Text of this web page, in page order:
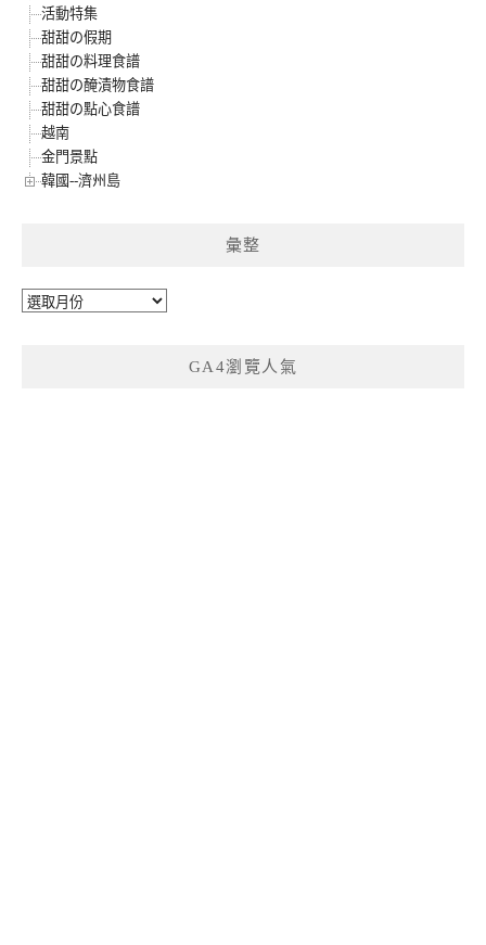
活動特集
甜甜の假期
甜甜の料理食譜
甜甜の醃漬物食譜
甜甜の點心食譜
越南
金門景點
韓國--濟州島
彙整
彙
GA4瀏覽人氣